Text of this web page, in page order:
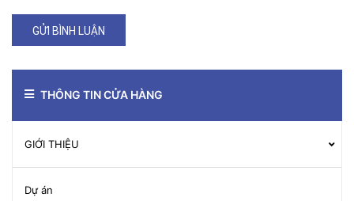
THÔNG TIN CỬA HÀNG
GIỚI THIỆU
Dự án
GỬI BÌNH LUẬN